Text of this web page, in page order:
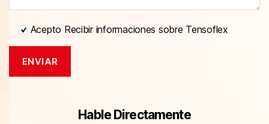
Acepto Recibir informaciones sobre Tensoflex
Hable Directamente